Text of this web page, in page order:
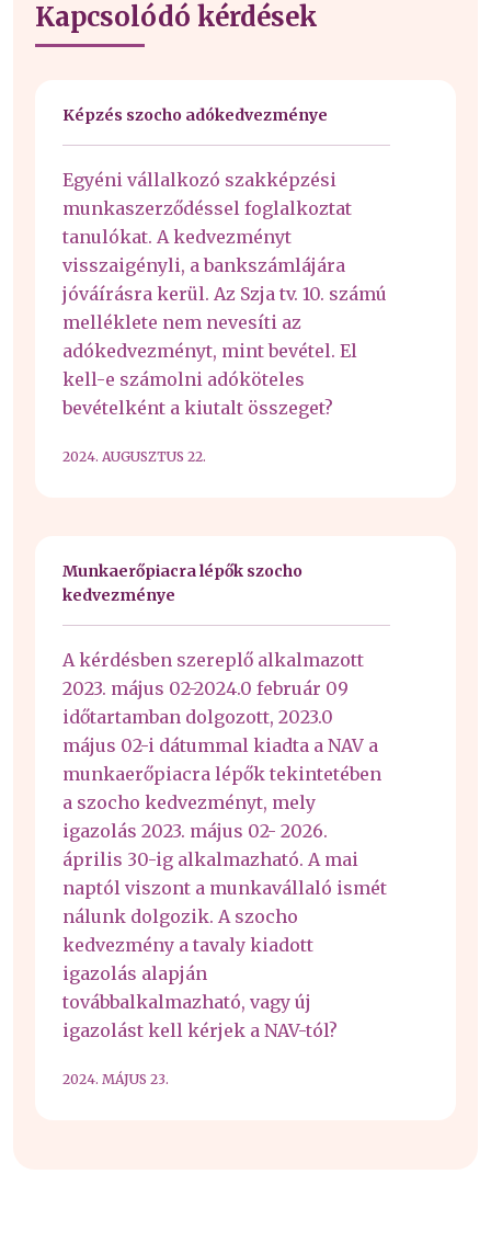
Kapcsolódó kérdések
Képzés szocho adókedvezménye
Egyéni vállalkozó szakképzési
munkaszerződéssel foglalkoztat
tanulókat. A kedvezményt
visszaigényli, a bankszámlájára
jóváírásra kerül. Az Szja tv. 10. számú
melléklete nem nevesíti az
adókedvezményt, mint bevétel. El
kell-e számolni adóköteles
bevételként a kiutalt összeget?
2024. AUGUSZTUS 22.
Munkaerőpiacra lépők szocho
kedvezménye
A kérdésben szereplő alkalmazott
2023. május 02-2024.0 február 09
időtartamban dolgozott, 2023.0
május 02-i dátummal kiadta a NAV a
munkaerőpiacra lépők tekintetében
a szocho kedvezményt, mely
igazolás 2023. május 02- 2026.
április 30-ig alkalmazható. A mai
naptól viszont a munkavállaló ismét
nálunk dolgozik. A szocho
kedvezmény a tavaly kiadott
igazolás alapján
továbbalkalmazható, vagy új
igazolást kell kérjek a NAV-tól?
2024. MÁJUS 23.